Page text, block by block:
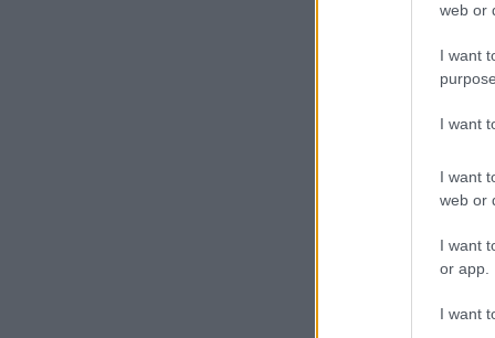
web or
I want
I want
I want
web or
I want
or app.
I want